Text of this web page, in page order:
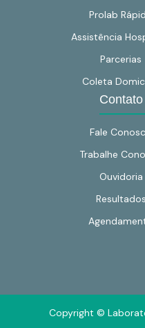
Prolab
Assistência
Parcerias
Coleta
Contato
Fale
Trabalhe
Ouvidoria
Resultados
Copyright ©